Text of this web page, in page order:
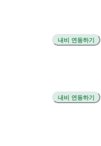
내비 연동하기
내비 연동하기